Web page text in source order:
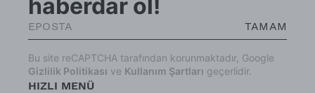
HIZLI MENÜ
haberdar ol!
TAMAM
Bu site reCAPTCHA tarafından korunmaktadır, Google
Gizlilik Politikası ve Kullanım Şartları geçerlidir.